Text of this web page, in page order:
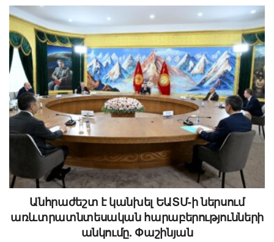
Անհրաժեշտ է կանխել ԵԱՏՄ-ի ներսում
առևտրատնտեսական հարաբերությունների
անկումը. Փաշինյան